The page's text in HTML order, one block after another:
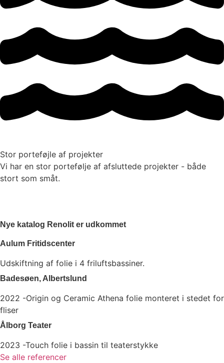
Stor porteføjle af projekter
Vi har en stor portefølje af afsluttede projekter - både
stort som småt.
Nye katalog Renolit er udkommet
Aulum Fritidscenter
Udskiftning af folie i 4 friluftsbassiner.
Badesøen, Albertslund
2022 -Origin og Ceramic Athena folie monteret i stedet for
fliser
Ålborg Teater
2023 -Touch folie i bassin til teaterstykke
Se alle referencer